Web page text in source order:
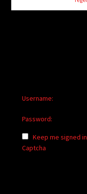
Username:
Password:
Keep me signed in
Captcha